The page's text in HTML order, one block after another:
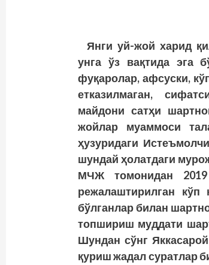
Янги уй-жой харид
унга ўз вақтида эга
фуқаролар, афсуски,
етказилмаган,
майдони сатҳи
жойлар муаммоси
ҳузуридаги
шундай ҳолатдаги
МЧЖ томонидан
режалаштирилган
бўлганлар билан
топшириш муддати
Шундан сўнг
қуриш жадал суратлар